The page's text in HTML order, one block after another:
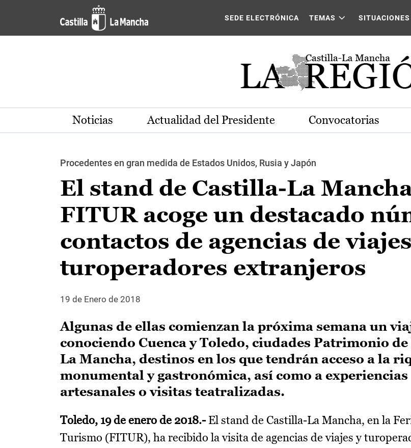
Pasar al contenido principal
SEDE ELECTRÓNICA TEMAS
Noticias Actualidad del Presidente Convocatorias
Procedentes en gran medida de Estados Unidos, Rusia y Japón
El stand de Castilla-La
FITUR acoge un destacado
contactos de agencias de
turoperadores extranjeros
19 de Enero de 2018
Algunas de ellas comienzan la próxima semana un
conociendo Cuenca y Toledo, ciudades Patrimonio
La Mancha, destinos en los que tendrán acceso a la
monumental y gastronómica, así como a
artesanales o visitas teatralizadas.
Toledo, 19 de enero de 2018.-El stand de Castilla-La Mancha, en la
Turismo (FITUR), ha recibido la visita de agencias de viajes y